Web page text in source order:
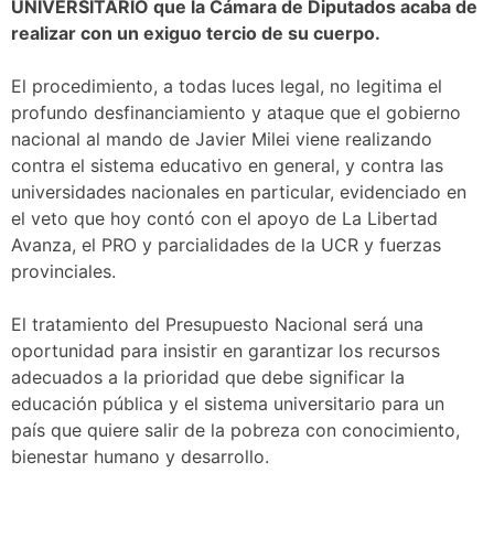
UNIVERSITARIO que la Cámara de Diputados acaba de
realizar con un exiguo tercio de su cuerpo.
El procedimiento, a todas luces legal, no legitima el
profundo desfinanciamiento y ataque que el gobierno
nacional al mando de Javier Milei viene realizando
contra el sistema educativo en general, y contra las
universidades nacionales en particular, evidenciado en
el veto que hoy contó con el apoyo de La Libertad
Avanza, el PRO y parcialidades de la UCR y fuerzas
provinciales.
El tratamiento del Presupuesto Nacional será una
oportunidad para insistir en garantizar los recursos
adecuados a la prioridad que debe significar la
educación pública y el sistema universitario para un
país que quiere salir de la pobreza con conocimiento,
bienestar humano y desarrollo.